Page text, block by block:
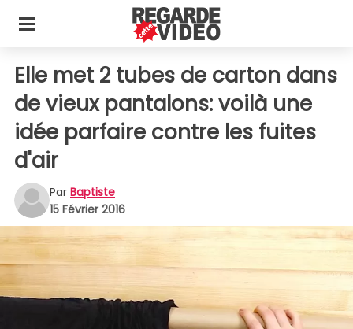
Elle met 2 tubes de carton dans
de vieux pantalons: voilà une
idée parfaire contre les fuites
d'air
Par Baptiste
15 Février 2016